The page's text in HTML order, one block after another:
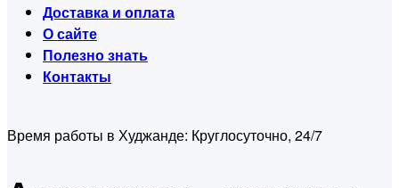
Доставка и оплата
О сайте
Полезно знать
Контакты
Время работы в Худжанде: Круглосуточно, 24/7